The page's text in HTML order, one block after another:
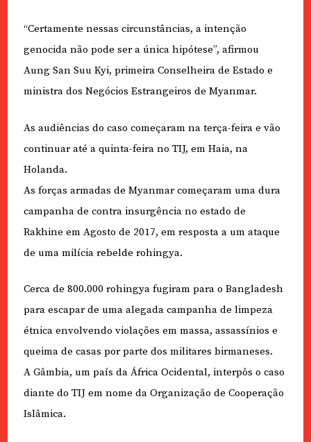
“Certamente nessas circunstâncias, a intenção
genocida não pode ser a única hipótese”, afirmou
Aung San Suu Kyi, primeira Conselheira de Estado e
ministra dos Negócios Estrangeiros de Myanmar.
As audiências do caso começaram na terça-feira e vão
continuar até a quinta-feira no TIJ, em Haia, na
Holanda.
As forças armadas de Myanmar começaram uma dura
campanha de contra insurgência no estado de
Rakhine em Agosto de 2017, em resposta a um ataque
de uma milícia rebelde rohingya.
Cerca de 800.000 rohingya fugiram para o Bangladesh
para escapar de uma alegada campanha de limpeza
étnica envolvendo violações em massa, assassínios e
queima de casas por parte dos militares birmaneses.
A Gâmbia, um país da África Ocidental, interpôs o caso
diante do TIJ em nome da Organização de Cooperação
Islâmica.